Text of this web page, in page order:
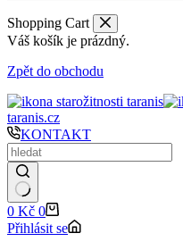
Shopping Cart
Váš košík je prázdný.
Zpět do obchodu
taranis.cz
KONTAKT
Shopping
cart
0 Kč 0
Přihlásit se